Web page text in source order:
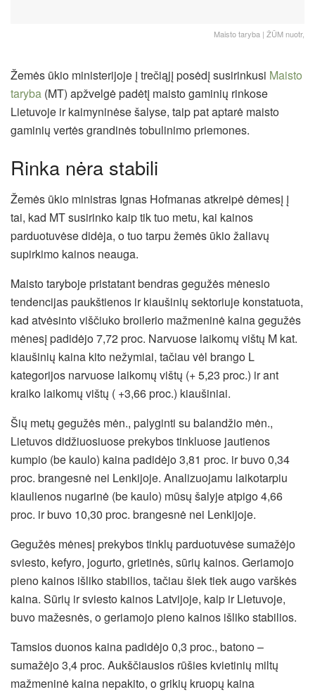
Maisto taryba | ŽŪM nuotr,
Žemės ūkio ministerijoje į trečiąjį posėdį susirinkusi Maisto
taryba (MT) apžvelgė padėtį maisto gaminių rinkose
Lietuvoje ir kaimyninėse šalyse, taip pat aptarė maisto
gaminių vertės grandinės tobulinimo priemones.
Rinka nėra stabili
Žemės ūkio ministras Ignas Hofmanas atkreipė dėmesį į
tai, kad MT susirinko kaip tik tuo metu, kai kainos
parduotuvėse didėja, o tuo tarpu žemės ūkio žaliavų
supirkimo kainos neauga.
Maisto taryboje pristatant bendras gegužės mėnesio
tendencijas paukštienos ir kiaušinių sektoriuje konstatuota,
kad atvėsinto viščiuko broilerio mažmeninė kaina gegužės
mėnesį padidėjo 7,72 proc. Narvuose laikomų vištų M kat.
kiaušinių kaina kito nežymiai, tačiau vėl brango L
kategorijos narvuose laikomų vištų (+ 5,23 proc.) ir ant
kraiko laikomų vištų ( +3,66 proc.) kiaušiniai.
Šių metų gegužės mėn., palyginti su balandžio mėn.,
Lietuvos didžiuosiuose prekybos tinkluose jautienos
kumpio (be kaulo) kaina padidėjo 3,81 proc. ir buvo 0,34
proc. brangesnė nei Lenkijoje. Analizuojamu laikotarpiu
kiaulienos nugarinė (be kaulo) mūsų šalyje atpigo 4,66
proc. ir buvo 10,30 proc. brangesnė nei Lenkijoje.
Gegužės mėnesį prekybos tinklų parduotuvėse sumažėjo
sviesto, kefyro, jogurto, grietinės, sūrių kainos. Geriamojo
pieno kainos išliko stabilios, tačiau šiek tiek augo varškės
kaina. Sūrių ir sviesto kainos Latvijoje, kaip ir Lietuvoje,
buvo mažesnės, o geriamojo pieno kainos išliko stabilios.
Tamsios duonos kaina padidėjo 0,3 proc., batono –
sumažėjo 3,4 proc. Aukščiausios rūšies kvietinių miltų
mažmeninė kaina nepakito, o grikių kruopų kaina